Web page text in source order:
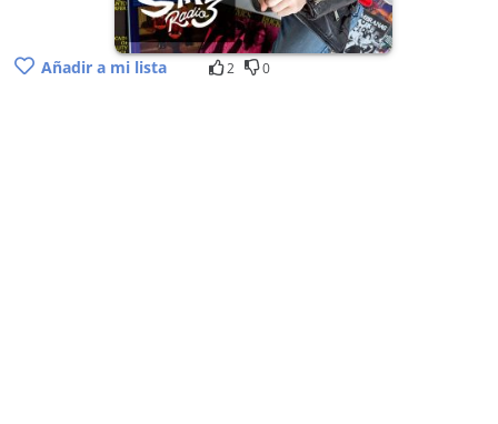
Añadir a mi lista 2 0